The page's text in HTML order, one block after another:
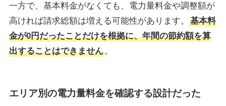
一方で、基本料金がなくても、電力量料金や調整額が
高ければ請求総額は増える可能性があります。
基本料
金が0円だったことだけを根拠に、年間の節約額を算
出することはできません。
エリア別の電力量料金を確認する設計だった